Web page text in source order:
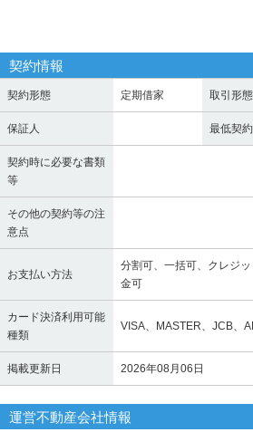
契約情報
契約形態 定期借家 取引形態
保証人 最低契
契約時に必要な書類
等
その他の契約等の注
意点
お支払い方法
分割可、一括可、クレジ
金可
カード決済利用可能
種類
VISA、MASTER、JCB、
掲載更新日 2026年08月06日
運営不動産会社情報